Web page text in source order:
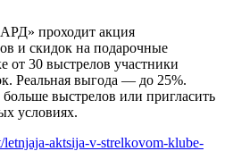
проходит акция
и скидок на подарочные
от 30 выстрелов участники
Реальная выгода — до 25%.
выстрелов или пригласить
условиях.
letnjaja-aktsija-v-strelkovom-klube-